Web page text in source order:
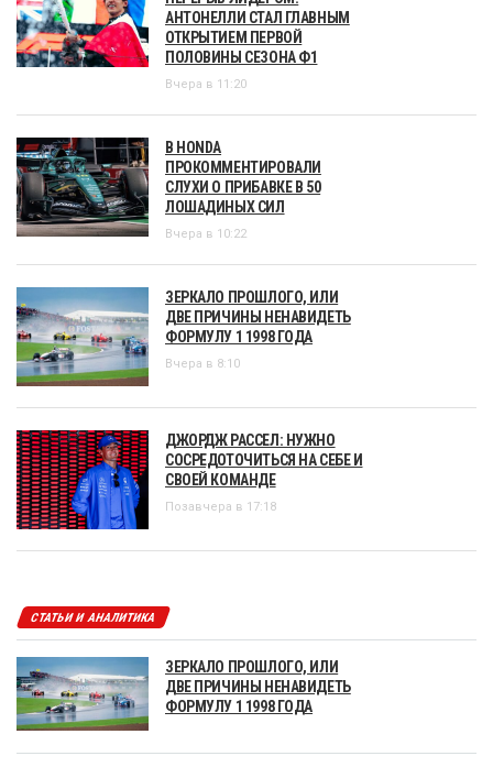
АНТОНЕЛЛИ СТАЛ ГЛАВНЫМ
ОТКРЫТИЕМ ПЕРВОЙ
ПОЛОВИНЫ СЕЗОНА Ф1
Вчера в 11:20
В HONDA
ПРОКОММЕНТИРОВАЛИ
СЛУХИ О ПРИБАВКЕ В 50
ЛОШАДИНЫХ СИЛ
Вчера в 10:22
ЗЕРКАЛО ПРОШЛОГО, ИЛИ
ДВЕ ПРИЧИНЫ НЕНАВИДЕТЬ
ФОРМУЛУ 1 1998 ГОДА
Вчера в 8:10
ДЖОРДЖ РАССЕЛ: НУЖНО
СОСРЕДОТОЧИТЬСЯ НА СЕБЕ И
СВОЕЙ КОМАНДЕ
Позавчера в 17:18
СТАТЬИ И АНАЛИТИКА
ЗЕРКАЛО ПРОШЛОГО, ИЛИ
ДВЕ ПРИЧИНЫ НЕНАВИДЕТЬ
ФОРМУЛУ 1 1998 ГОДА